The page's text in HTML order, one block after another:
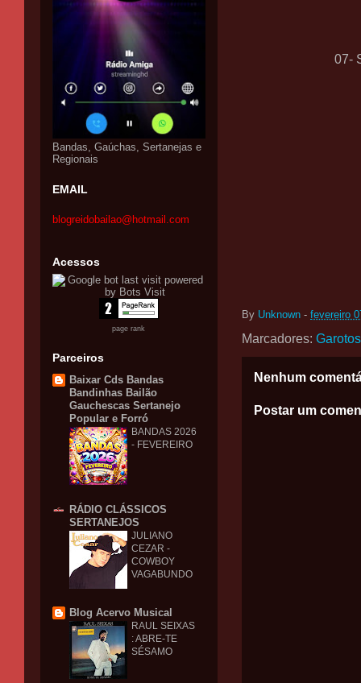
07-
By Unknown - fevereiro
Marcadores:
Nenhum
Postar um
Bandas, Gaúchas, Sertanejas e
Regionais
EMAIL
blogreidobailao@hotmail.com
Acessos
page rank
Parceiros
Baixar Cds Bandas
Bandinhas Bailão
Gauchescas Sertanejo
Popular e Forró
BANDAS 2026
- FEVEREIRO
RÁDIO CLÁSSICOS
SERTANEJOS
JULIANO
CEZAR -
COWBOY
VAGABUNDO
Blog Acervo Musical
RAUL SEIXAS
: ABRE-TE
SÉSAMO